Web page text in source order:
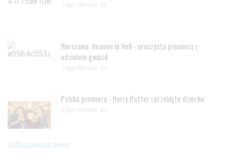
Zdjęc/filmów: 26
Warszawa: Heaven in Hell - uroczysta premiera z
udziałem gwiazd
Zdjęc/filmów: 29
Polska premiera - Harry Potter i przeklęte dziecko
Zdjęc/filmów: 82
Zobacz więcej galerii